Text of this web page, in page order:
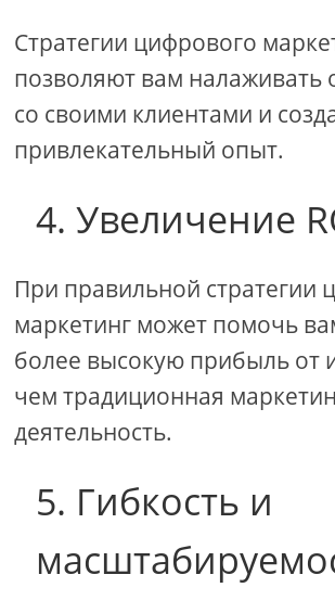
Стратегии цифрового
позволяют вам налаживать
со своими клиентами и
привлекательный опыт.
4. Увеличение
При правильной стратегии
маркетинг может помочь
более высокую прибыль от
чем традиционная
деятельность.
5. Гибкость и